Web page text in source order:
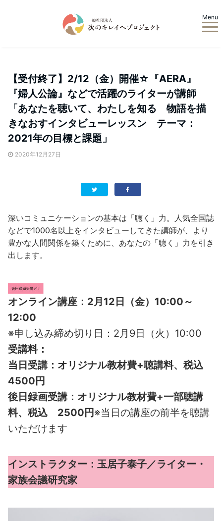
Menu
【受付終了】2/12（金）開催☆『AERA』
『婦人公論』などで活躍のライターが講師
「あなたを聴いて、わたしを知る 物語を描
きなおすインタビューレッスン テーマ：
2021年の目標と課題」
2020年12月27日
深いコミュニケーションの基本は「聴く」力。人気全国誌
などで1000名以上をインタビューしてきた講師が、より
豊かな人間関係を築くために、あなたの「聴く」力を引き
出します。
オンライン講座：2月12日（金）10:00～
12:00
※申し込み締め切り日：2月9日（火）10:00
受講料：
当日受講：オリジナル教材費+聴講料、税込
4500円
後日録画受講：オリジナル教材費+一部聴講
料、税込 2500円※当日の講座の前半を聴講
いただけます
インストラクター：玉居子泰子／ライター・
家族会議研究家